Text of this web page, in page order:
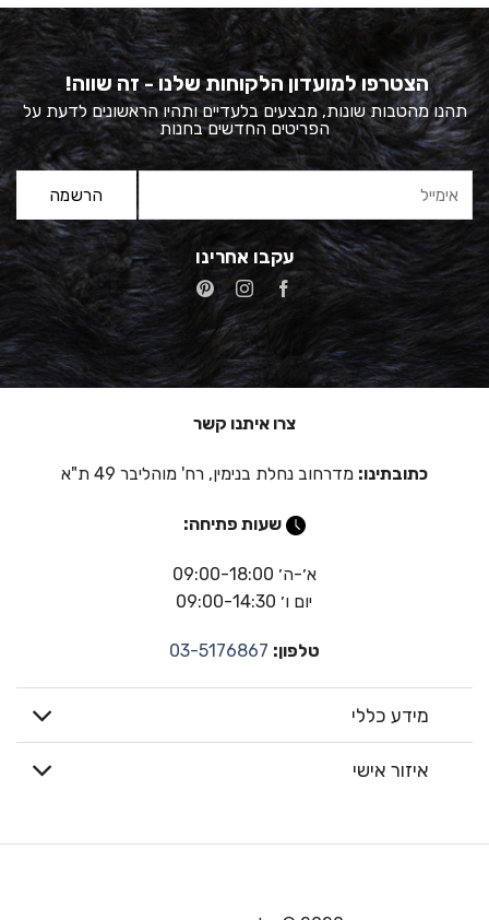
הצטרפו למועדון הלקוחות שלנו - זה שווה!
תהנו מהטבות שונות, מבצעים בלעדיים ותהיו הראשונים לדעת על
הפריטים החדשים בחנות
עקבו אחרינו
צרו איתנו קשר
כתובתינו: מדרחוב נחלת בנימין, רח' מוהליבר 49 ת"א
שעות פתיחה:
א׳-ה׳ 09:00-18:00
יום ו׳ 09:00-14:30
טלפון: 03-5176867
מידע כללי
איזור אישי